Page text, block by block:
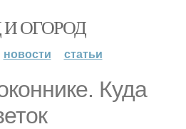
И ОГОРОД
новости статьи
Куда